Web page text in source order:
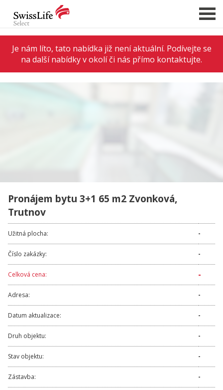
NABÍDKA NEMOVITOSTÍ
CHCI PRODAT / PRONAJMOUT
HLÍDAT NOVÉ NABÍDKY
FINANCOVÁNÍ / HYPOTÉKA
KONTAKT
Je nám líto, tato nabídka již není aktuální. Podívejte se
na další nabídky v okolí či nás přímo kontaktujte.
Pronájem bytu 3+1 65 m2 Zvonková,
Trutnov
Užitná plocha: -
Číslo zakázky: -
Celková cena: -
Adresa: -
Datum aktualizace: -
Druh objektu: -
Stav objektu: -
Zástavba: -